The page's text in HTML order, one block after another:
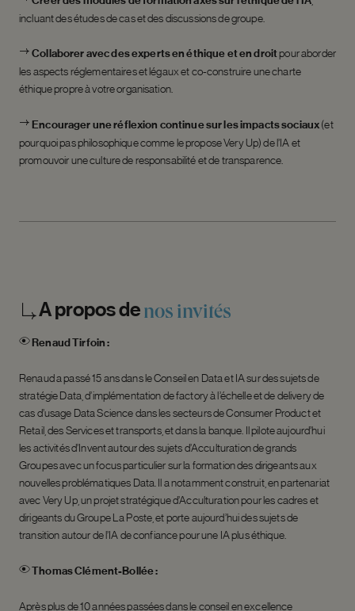
incluant des études de cas et des discussions de groupe.
Collaborer avec des experts en éthique et en droitpour aborder
les aspects réglementaires et légaux et co-construire une charte
éthique propre à votre organisation.
Encourager une réflexion continue sur les impacts sociaux(et
pourquoi pas philosophique comme le propose Very Up) de l’IA et
promouvoir une culture de responsabilité et de transparence.
Àproposdenos invités
Renaud Tirfoin :
Renaud a passé 15 ans dans le Conseil en Data et IA sur des sujets de
stratégie Data, d’implémentation de factory à l’échelle et de delivery de
cas d’usage Data Science dans les secteurs de Consumer Product et
Retail, des Services et transports, et dans la banque. Il pilote aujourd’hui
les activités d’Invent autour des sujets d’Acculturation de grands
Groupes avec un focus particulier sur la formation des dirigeants aux
nouvelles problématiques Data. Il a notamment construit, en partenariat
avec Very Up, un projet stratégique d’Acculturation pour les cadres et
dirigeants du Groupe La Poste, et porte aujourd’hui des sujets de
transition autour de l’IA de confiance pour une IA plus éthique.
Thomas Clément-Bollée :
Après plus de 10 années passées dans le conseil en excellence